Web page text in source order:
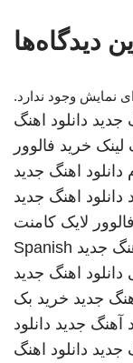
دیدگاه‌ها
نمایش وجود ندارد.
جدید دانلود اهنگ
لینک خرید فالوور
دانلود اهنگ جدید
دانلود اهنگ جدید
لایک کامنت
جدید Spanish
دانلود اهنگ جدید
جدید خرید بک
آهنگ جدید دانلود
جدید دانلود اهنگ